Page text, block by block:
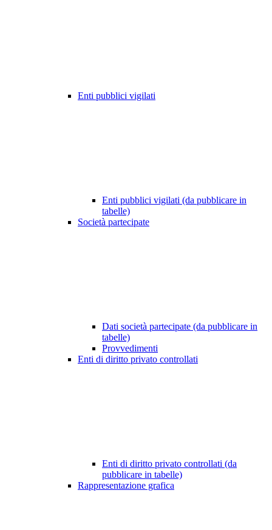
Enti pubblici vigilati
Enti pubblici vigilati (da pubblicare in
tabelle)
Società partecipate
Dati società partecipate (da pubblicare in
tabelle)
Provvedimenti
Enti di diritto privato controllati
Enti di diritto privato controllati (da
pubblicare in tabelle)
Rappresentazione grafica